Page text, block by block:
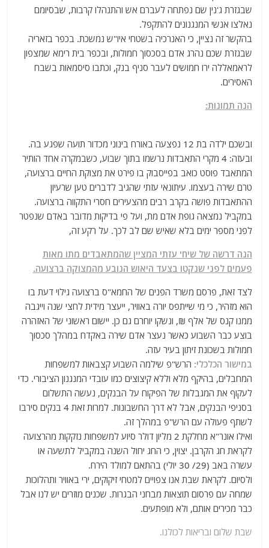
שבגזרת ג'נין שם נפתחה לעברם אש והתנהלו קרבות, שבסיומם
נאלצו אנשי המנגנונים להתקפל.
בהקשר זה נציין, כי האנרכיה בשטחי איו"ש נמשכת. בכפר בזאריה
שבגזרת שכם נהרג אדם בסכסוך חמולות, ובכפר בית רימא שמצפון
לראמאללה ירו חמושים לעבר סניף בנק, וכתבו סיסמאות בשבח
האסירים.
הנה תמונות:
ובשכם ילדה בת 12 נפצעה באורח בינוני מכדור תועה שפגע בה.
ובעזה: 4 מקרי התאבדות נרשמו בתוך שבוע, כשבמקרה אחד הותיר
המתאבד פוסט כואב בפייסבוק בו פירט את מצוקת החיים ברצועה,
טרם שירה בעצמו. עיתונאי עזתי שהגיב לדברים טען שרעיון
ההתאבדות פושה בקרב רבים מהצעירים חסרי התקווה ברצועה.
במקביל נמצאה גופת אדם מת, ועל פי בדיקות מדובר באדם שנפטר
לפני מספר ימים בלא שאיש שם לב לכך. על רקע זה,
הנה דרשה של שיח' עזתי המציין שהמתאבדים מתו מאות
פעמים לפני שנקטו בצעד היאוש הנובע מהמצוקה ברצועה.
לצד זאת, פרסם משרד הפנים של החמא"ס ברצועה גילוי דעת בו
הוא מזהיר, כי מי שייתפס יורה באוויר, ייעצר מידית לחצי שנה וייגבה
ממנו קנס של אלף ₪, ונשקו יוחרם גם כן. יישום ראשוני של האזהרה
בוצע כבר השבוע כאשר נעצר אדם שירה באקדח במהלך סכסוך
חמולות בשכונת זיתון בעיר עזה.
במישור הכלכלי: הרש"פ שילמה השבוע קצבאות למשפחות
המחבלים, בהיקף מלא וללא קיצוצים כמו עובדי המנגנון הציבורי. כדי
לעקוף את המגבלות של הפיקוח על הבנקים, נעשה התשלום
בסניפי הבנקים, אבל לא דרך החשבונות. למרות זאת 4 בנקים סירבו
לשתף פעולה עם הרש"פ במהלך זה.
ואילו אונר"א מחלקת 2 מליון דולר סיוע למשפחות נזקקות מהרצועה
לקראת חג הקרבן. יצוין, כי החג יחול השנה במקביל לתשעה או
עשרה באב (29/ 30 יולי) בהתאם למולד הירח.
ולסיום. לקראת שבת אנו צפויים למטחי זיקוקים, ירי באוויר ותהלוכות
שמחה עם פרסום תוצאות מבחני הבגרות. שכנים מוזרים יש לנו אבל
כבר מכירים אותם, ולא מופתעים.
שבת שלום ובריאות לכולנו.